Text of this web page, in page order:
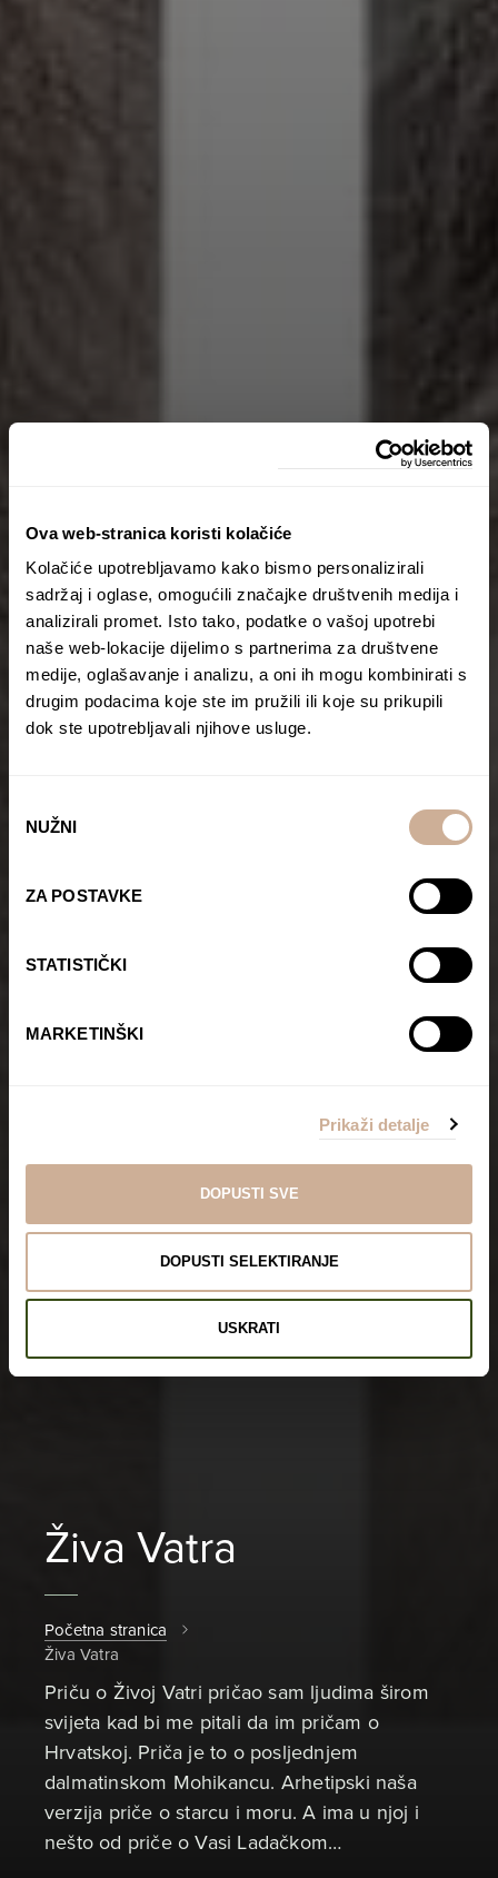
Ova web-stranica koristi kolačiće
Kolačiće upotrebljavamo kako bismo personalizirali
sadržaj i oglase, omogućili značajke društvenih medija i
analizirali promet. Isto tako, podatke o vašoj upotrebi
naše web-lokacije dijelimo s partnerima za društvene
medije, oglašavanje i analizu, a oni ih mogu kombinirati s
drugim podacima koje ste im pružili ili koje su prikupili
dok ste upotrebljavali njihove usluge.
pristanka
NUŽNI
ZA POSTAVKE
STATISTIČKI
MARKETINŠKI
Prikaži detalje
DOPUSTI SVE
DOPUSTI SELEKTIRANJE
USKRATI
Živa Vatra
Početna stranica
Živa Vatra
Priču o Živoj Vatri pričao sam ljudima širom
svijeta kad bi me pitali da im pričam o
Hrvatskoj. Priča je to o posljednjem
dalmatinskom Mohikancu. Arhetipski naša
verzija priče o starcu i moru. A ima u njoj i
nešto od priče o Vasi Ladačkom…